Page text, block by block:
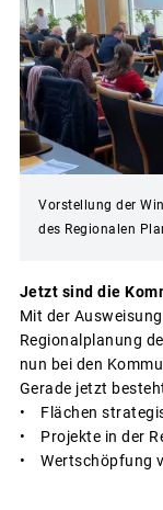
Vorstellung der
des Regionalen
Jetzt sind die
Mit der
Regionalplanung
nun bei den
Gerade jetzt
• Flächen
• Projekte in der
• Wertschöpfung